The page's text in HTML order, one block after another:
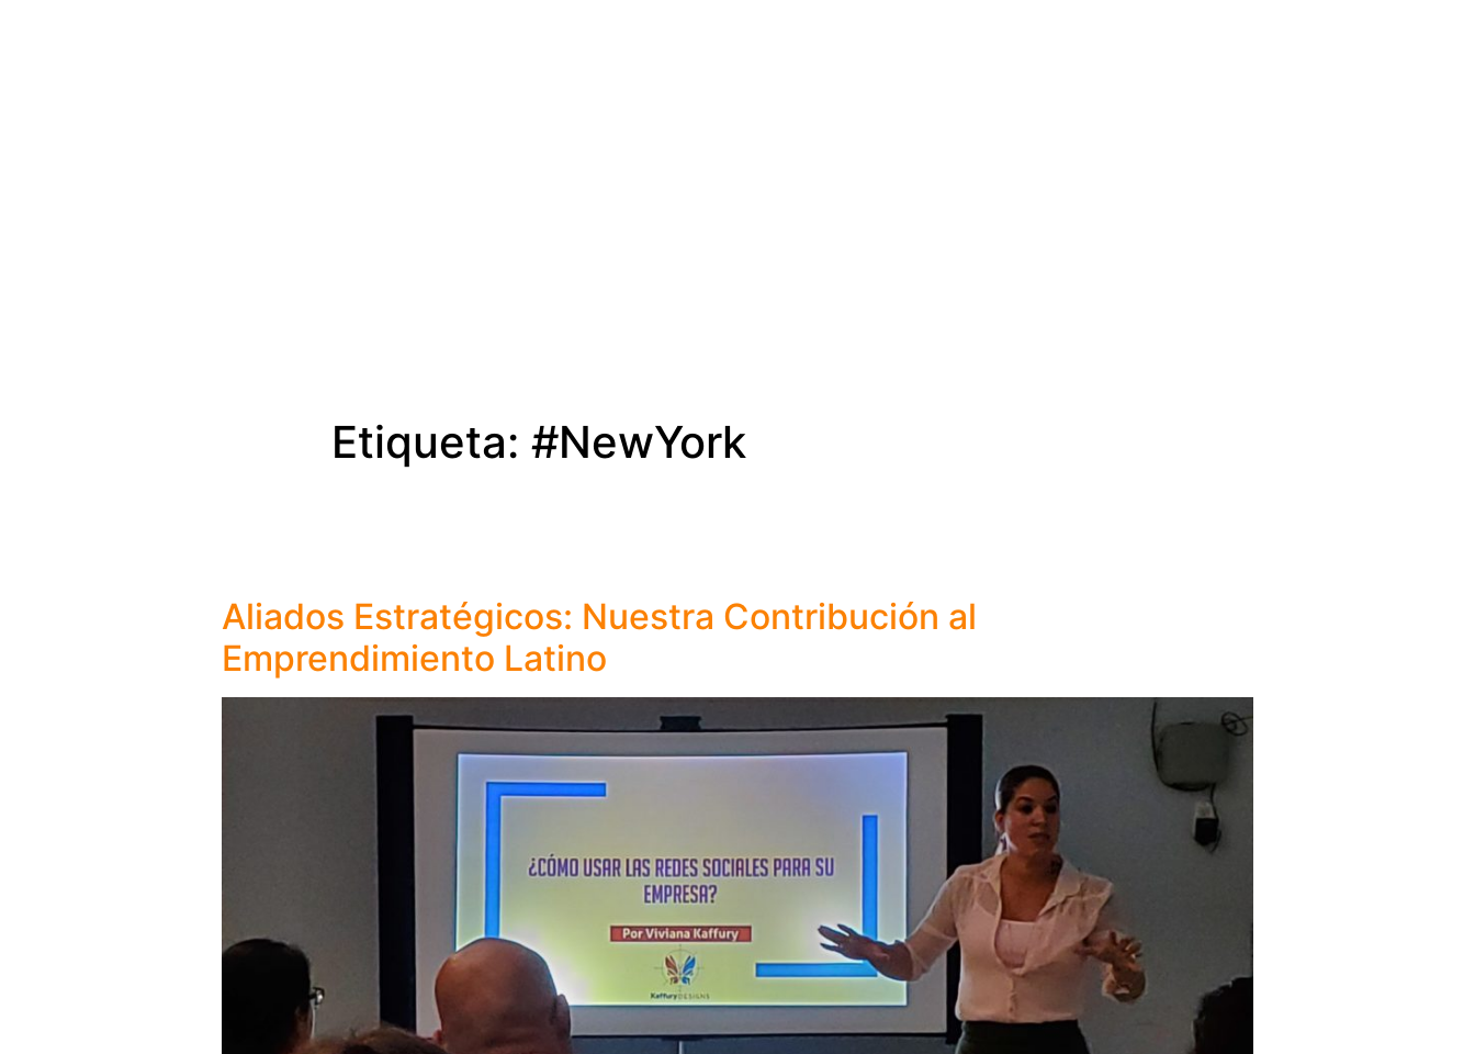
Etiqueta: #NewYork
Aliados Estratégicos: Nuestra Contribución al
Emprendimiento Latino